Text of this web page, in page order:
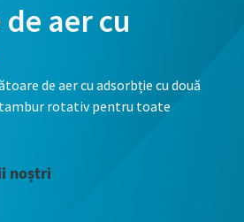
aer cu
de aer cu adsorbție cu două
rotativ pentru toate
noștri